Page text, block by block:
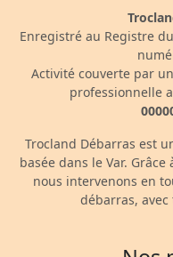
Enregistré au Registre
Activité couverte par
professionnelle
Trocland Débarras est
basée dans le Var.
nous intervenons en
débarras,